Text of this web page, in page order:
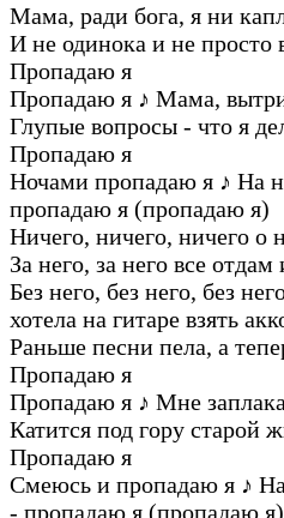
Мама, ради бога, я ни
И не одинока и не просто
Пропадаю я
Пропадаю я ♪ Мама,
Глупые вопросы - что я
Пропадаю я
Ночами пропадаю я ♪ На
пропадаю я (пропадаю я)
Ничего, ничего, ничего о
За него, за него все
Без него, без него, без
хотела на гитаре взять
Раньше песни пела, а
Пропадаю я
Пропадаю я ♪ Мне
Катится под гору старой
Пропадаю я
Смеюсь и пропадаю я ♪
- пропадаю я (пропадаю я)